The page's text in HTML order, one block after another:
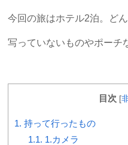
今回の旅はホテル2泊。ど
写っていないものやポーチ
目次 [
1. 持って行ったもの
1.1. 1.カメラ